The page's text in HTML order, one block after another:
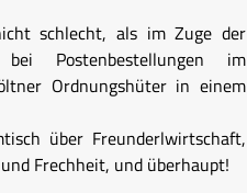
schlecht, als im Zuge der
Postenbestellungen im
Ordnungshüter in einem
über Freunderlwirtschaft,
Frechheit, und überhaupt!